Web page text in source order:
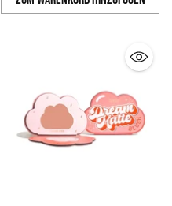
Anzahl